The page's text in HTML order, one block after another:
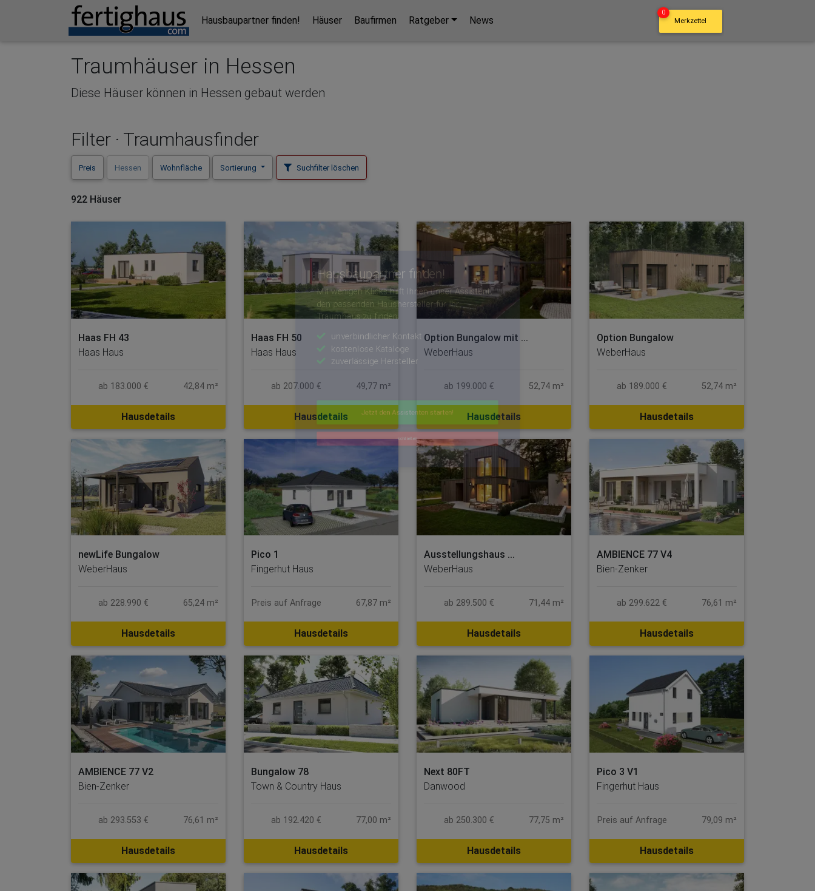
den passenden Haushersteller für Ihr
kostenlose Kataloge
zuverlässige Hersteller
Jetzt den Assistenten starten!
schließen
Hausbaupartner finden! Häuser Baufirmen Ratgeber News
Traumhäuser in Hessen
Diese Häuser können in Hessen gebaut werden
Filter · Traumhausfinder
Preis Hessen Wohnfläche Sortierung Suchfilter löschen
922 Häuser
Haas FH 43
Haas Haus
ab 183.000 € 42,84 m²
Hausdetails
Haas FH 50
Haas Haus
ab 207.000 € 49,77 m²
Hausdetails
Option Bungalow mit ...
WeberHaus
ab 199.000 € 52,74 m²
Hausdetails
Option Bungalow
WeberHaus
ab 189.000 € 52,74 m²
Hausdetails
newLife Bungalow
WeberHaus
ab 228.990 € 65,24 m²
Hausdetails
Pico 1
Fingerhut Haus
Preis auf Anfrage 67,87 m²
Hausdetails
Ausstellungshaus ...
WeberHaus
ab 289.500 € 71,44 m²
Hausdetails
AMBIENCE 77 V4
Bien-Zenker
ab 299.622 € 76,61 m²
Hausdetails
AMBIENCE 77 V2
Bien-Zenker
ab 293.553 € 76,61 m²
Hausdetails
Bungalow 78
Town & Country Haus
ab 192.420 € 77,00 m²
Hausdetails
Next 80FT
Danwood
ab 250.300 € 77,75 m²
Hausdetails
Pico 3 V1
Fingerhut Haus
Preis auf Anfrage 79,09 m²
Hausdetails
Merkzettel
0